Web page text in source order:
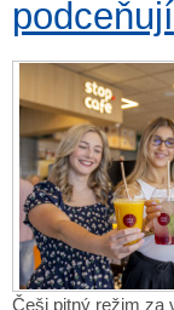
podceňují
Češi pitný režim za